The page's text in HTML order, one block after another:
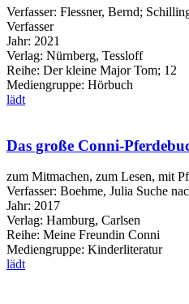
Verfasser: Flessner, Bernd;
Verfasser
Jahr: 2021
Verlag: Nürnberg, Tessloff
Reihe: Der kleine Major Tom; 12
Mediengruppe: Hörbuch
lädt
Das große Conni-
zum Mitmachen, zum Lesen, mit
Verfasser: Boehme, Julia Suche
Jahr: 2017
Verlag: Hamburg, Carlsen
Reihe: Meine Freundin Conni
Mediengruppe: Kinderliteratur
lädt